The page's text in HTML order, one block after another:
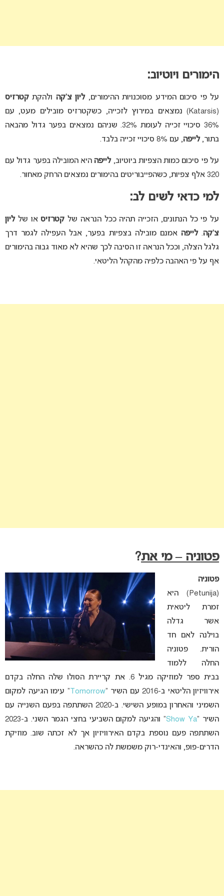
הימורים ויוטיוב:
על פי סיכום המידע מסוכנויות ההימורים, ליון צ’קה ולהקת קטרזיס
(Katarsis) נמצאים במירוץ לזכייה, כשקטרזיס מובילים מעט, עם
36% סיכויי זכייה לעומת 32%. שניהם נמצאים בפער גדול מהבאה
בתור, לייפה, עם 8% סיכויי זכייה בלבד.
על פי סיכום כמות הצפיות ביוטיוב, לייפההיא המובילה בפער גדול עם
320 אלף צפיות, כשהפייבוריטים בהימורים נמצאים הרחק מאחור.
למי כדאי לשים לב:
על פי כל הנתונים, הזכייה תהיה ככל הנראה של קטרזיס או של ליון
צ’קה. לייפה אמנם מובילה בצפיות בפער, אבל העפילה לגמר דרך
גלגל הצלה, וככל הנראה זו הסיבה לכך שהיא לא מאוד גבוה בהימורים
אף על פי האהבה כלפיה מהקהל הליטאי.
פטוניה – מי את?
פטוניה
(Petunija) היא
זמרת ליטאית
אשר גדלה
בוילנה לאם חד
הורית. פטוניה
החלה ללמוד
בבית ספר למוזיקה מגיל 6. את קריירת הסולו שלה החלה בקדם
אירוויזיון הליטאי ב-2016 עם השיר “
Tomorrow
” עימו הגיעה למקום
השמיני והאחרון במופע השישי. ב-2020 השתתפה בפעם השנייה עם
השיר “ Show Ya
” והגיעה למקום השביעי בחצי הגמר השני. ב-2023
השתתפה פעם נוספת בקדם האירוויזיון אך לא זכתה שוב. מוזיקת
הדרים-פופ, והאינדי-רוק משמשת לה כהשראה.